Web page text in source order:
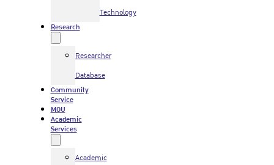
Technology
Research
Researcher
Database
Community
Service
MOU
Academic
Services
Academic